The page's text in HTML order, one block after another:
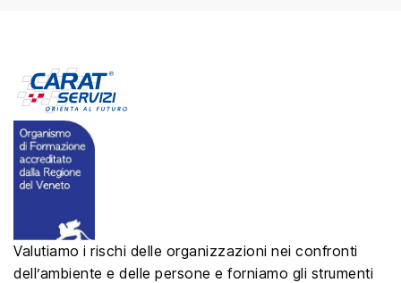
Valutiamo i rischi delle organizzazioni nei confronti
dell’ambiente e delle persone e forniamo gli strumenti